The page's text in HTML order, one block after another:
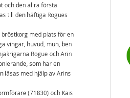
och den allra första
till den häftiga Rogues
med plats för en
vingar, huvud, mun, ben
Rogue och Arin
som har en
läsas med hjälp av Arins
(71830) och Kais